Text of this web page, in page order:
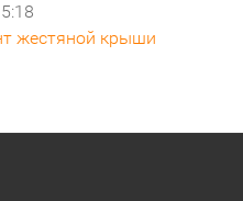
жестяной крыши